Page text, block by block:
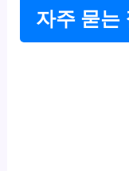
자주 묻는